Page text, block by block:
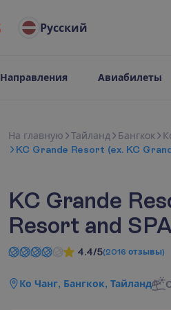
Русский
Направления Авиабилеты
На главную Тайланд Бангкок
KC Grande Resort (ex. KC
KC Grande
Resort and
4.4/5(2016 отзывы)
Ко Чанг, Бангкок, Тайланд